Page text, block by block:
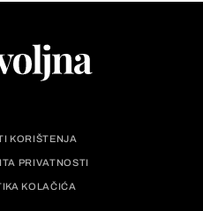
KORIŠTENJA
PRIVATNOSTI
KOLAČIĆA